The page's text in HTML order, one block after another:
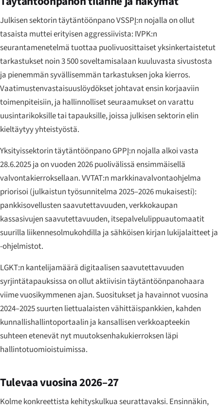
Julkisen sektorin täytäntöönpano VSSPĮ:n nojalla on ollut
tasaista muttei erityisen aggressiivista: IVPK:n
seurantamenetelmä tuottaa puolivuosittaiset yksinkertaistetut
tarkastukset noin 3 500 soveltamisalaan kuuluvasta sivustosta
ja pienemmän syvällisemmän tarkastuksen joka kierros.
Vaatimustenvastaisuuslöydökset johtavat ensin korjaaviin
toimenpiteisiin, ja hallinnolliset seuraamukset on varattu
uusintarikoksille tai tapauksille, joissa julkisen sektorin elin
kieltäytyy yhteistyöstä.
Yksityissektorin täytäntöönpano GPPĮ:n nojalla alkoi vasta
28.6.2025 ja on vuoden 2026 puolivälissä ensimmäisellä
valvontakierroksellaan. VVTAT:n markkinavalvontaohjelma
priorisoi (julkaistun työsunnitelma 2025–2026 mukaisesti):
pankkisovellusten saavutettavuuden, verkkokaupan
kassasivujen saavutettavuuden, itsepalvelulippuautomaatit
suurilla liikennesolmukohdilla ja sähköisen kirjan lukijalaitteet ja
-ohjelmistot.
LGKT:n kantelijamäärä digitaalisen saavutettavuuden
syrjintätapauksissa on ollut aktiivisin täytäntöönpanohaara
viime vuosikymmenen ajan. Suositukset ja havainnot vuosina
2024–2025 suurten liettualaisten vähittäispankkien, kahden
kunnallishallintoportaalin ja kansallisen verkkoapteekin
suhteen etenevät nyt muutoksenhakukierroksen läpi
hallintotuomioistuimissa.
Tulevaa vuosina 2026–27
Kolme konkreettista kehityskulkua seurattavaksi. Ensinnäkin,